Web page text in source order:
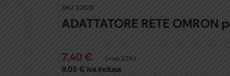
SKU: 32929
ADATTATORE RETE
7,40 € (+iva 22%)
9,03 € iva inclusa